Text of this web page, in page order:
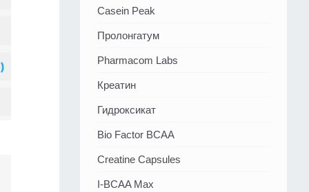
Casein Peak
Пролонгатум
Pharmacom Labs
Креатин
Гидроксикат
Bio Factor BCAA
Creatine Capsules
I-BCAA Max